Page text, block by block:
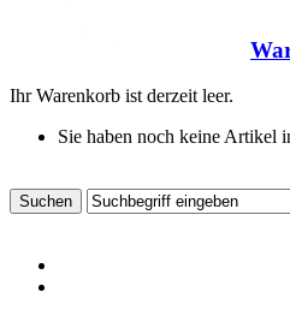
Ihr Warenkorb ist derzeit leer.
Sie haben noch keine Artikel